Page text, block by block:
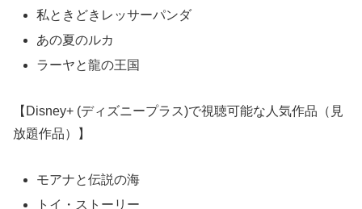
私ときどきレッサーパンダ
あの夏のルカ
ラーヤと龍の王国
【Disney+ (ディズニープラス)で視聴可能な人気作品（見
放題作品）】
モアナと伝説の海
トイ・ストーリー